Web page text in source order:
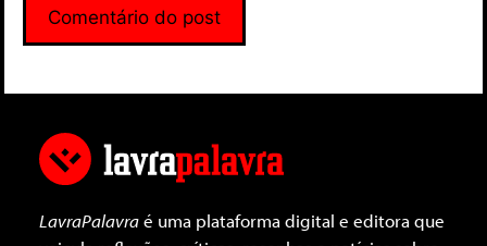
LavraPalavraé uma plataforma digital e editora que